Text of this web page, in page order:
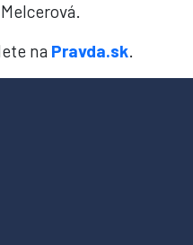
na Pravda.sk.